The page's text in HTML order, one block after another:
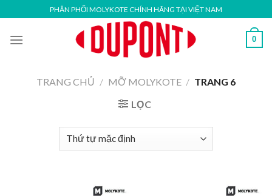
to
content
PHÂN PHỐI MOLYKOTE CHÍNH HÃNG TẠI VIỆT NAM
0
TRANG CHỦ / MỠ MOLYKOTE / TRANG 6
LỌC